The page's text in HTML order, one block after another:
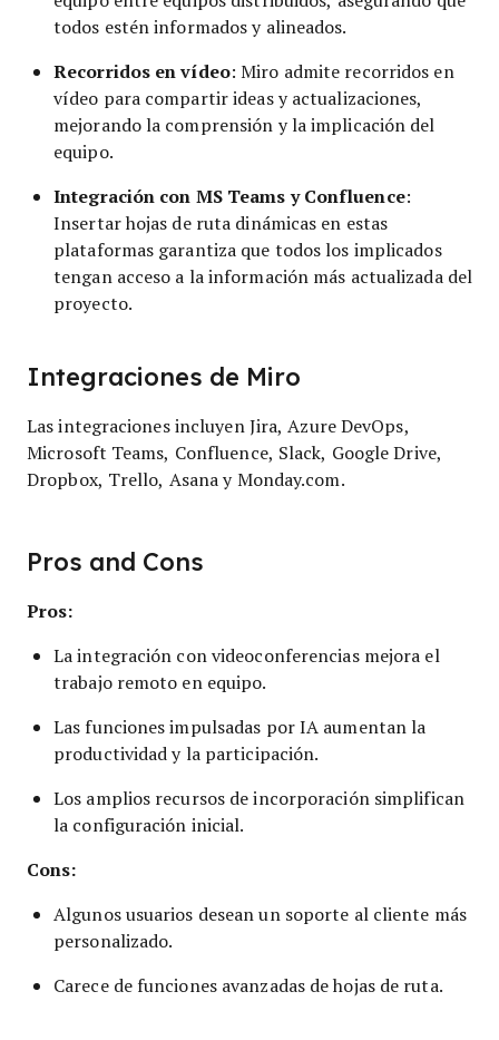
todos estén informados y alineados.
Recorridos en vídeo: Miro admite recorridos en
vídeo para compartir ideas y actualizaciones,
mejorando la comprensión y la implicación del
equipo.
Integración con MS Teams y Confluence:
Insertar hojas de ruta dinámicas en estas
plataformas garantiza que todos los implicados
tengan acceso a la información más actualizada del
proyecto.
Integraciones de Miro
Las integraciones incluyen Jira, Azure DevOps,
Microsoft Teams, Confluence, Slack, Google Drive,
Dropbox, Trello, Asana y Monday.com.
Pros and Cons
Pros:
La integración con videoconferencias mejora el
trabajo remoto en equipo.
Las funciones impulsadas por IA aumentan la
productividad y la participación.
Los amplios recursos de incorporación simplifican
la configuración inicial.
Cons:
Algunos usuarios desean un soporte al cliente más
personalizado.
Carece de funciones avanzadas de hojas de ruta.